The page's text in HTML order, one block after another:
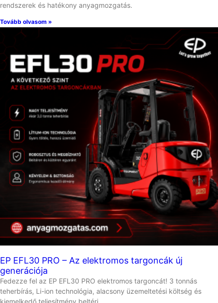
rendszerek és hatékony anyagmozgatás.
Tovább olvasom »
EP EFL30 PRO – Az elektromos targoncák új
generációja
Fedezze fel az EP EFL30 PRO elektromos targoncát! 3 tonnás
teherbírás, Li-ion technológia, alacsony üzemeltetési költség és